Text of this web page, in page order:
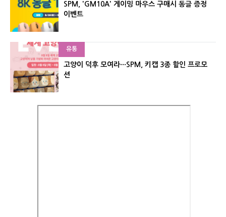
SPM, 'GM10A' 게이밍 마우스 구매시 동글 증정
이벤트
유통
고양이 덕후 모여라···SPM, 키캡 3종 할인 프로모
션